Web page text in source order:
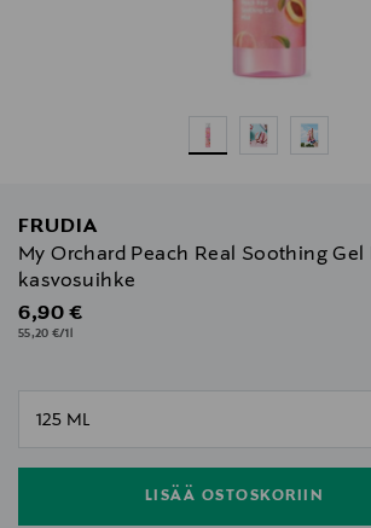
FRUDIA
My Orchard Peach Real Soothing Gel
kasvosuihke
Original Price
6,90 €
55,20 €/1l
LISÄÄ OSTOSKORIIN